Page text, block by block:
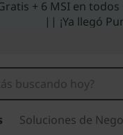
+ 6 MSI en
|| ¡Ya llegó
Soluciones de